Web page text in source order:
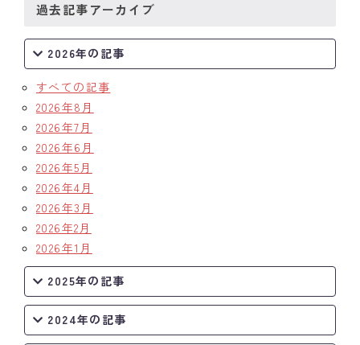
例会場・事務局の案内
リンク集
情報公開
入会のご案内
過去記事アーカイブ
2026年の記事
すべての記事
2026年8月
2026年7月
2026年6月
2026年5月
2026年4月
2026年3月
2026年2月
2026年1月
2025年の記事
2024年の記事